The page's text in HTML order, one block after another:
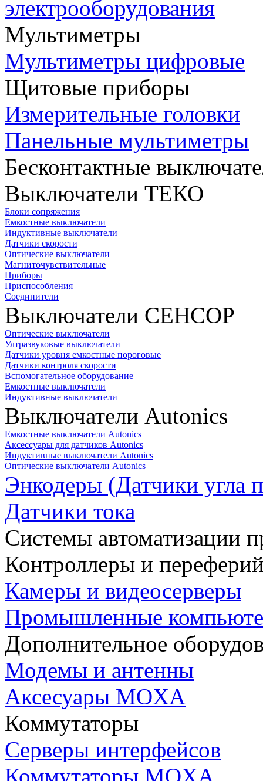
электрооборудования
Мультиметры
Мультиметры цифровые
Щитовые приборы
Измерительные головки
Панельные мультиметры
Бесконтактные
Выключатели ТЕКО
Блоки сопряжения
Емкостные выключатели
Индуктивные выключатели
Датчики скорости
Оптические выключатели
Магниточувствительные
Приборы
Приспособления
Соединители
Выключатели СЕНСОР
Оптические выключатели
Ултразвуковые выключатели
Датчики уровня емкостные пороговые
Датчики контроля скорости
Вспомогательное оборудование
Емкостные выключатели
Индуктивные выключатели
Выключатели Autonics
Емкостные выключатели Autonics
Аксессуары для датчиков Autonics
Индуктивные выключатели Autonics
Оптические выключатели Autonics
Энкодеры (Датчики угла
Датчики тока
Системы автоматизации
Контроллеры и
Камеры и видеосерверы
Промышленные
Дополнительное
Модемы и антенны
Аксесуары MOXA
Коммутаторы
Серверы интерфейсов
Коммутаторы MOXA